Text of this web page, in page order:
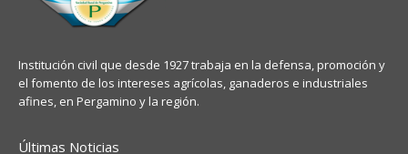
Institución civil que desde 1927 trabaja en la defensa, promoción y
el fomento de los intereses agrícolas, ganaderos e industriales
afines, en Pergamino y la región.
Últimas Noticias